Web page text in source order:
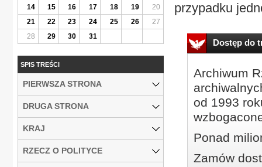
przypadku
Dostęp do
Archiwum
od 1993
Ponad
Zamów
14
15 16 17 18 19
20
21
22 23 24 25 26
27
28
29 30 31
SPIS TREŚCI
PIERWSZA STRONA
DRUGA STRONA
KRAJ
RZECZ O POLITYCE